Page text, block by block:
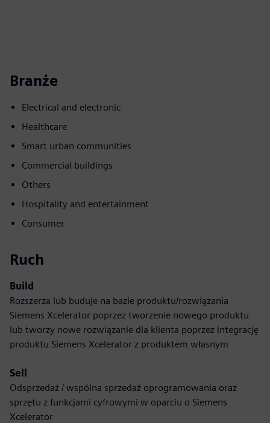
Branże
Electrical and electronic
Healthcare
Smart urban communities
Commercial buildings
Others
Hospitality and entertainment
Consumer
Ruch
Build
Rozszerza lub buduje na bazie produktu/rozwiązania
Siemens Xcelerator poprzez tworzenie nowego produktu
lub tworzy nowe rozwiązanie dla klienta poprzez integrację
produktu Siemens Xcelerator z produktem własnym
Sell
Odsprzedaż / wspólna sprzedaż oprogramowania oraz
sprzętu z funkcjami cyfrowymi w oparciu o Siemens
Xcelerator